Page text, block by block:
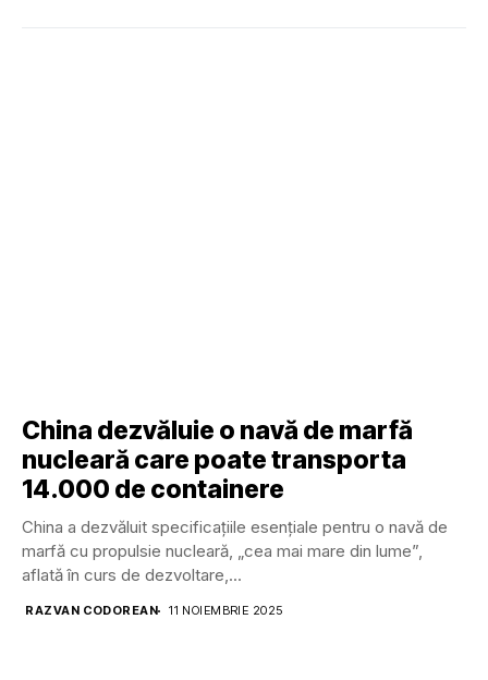
China dezvăluie o navă de marfă
nucleară care poate transporta
14.000 de containere
China a dezvăluit specificațiile esențiale pentru o navă de
marfă cu propulsie nucleară, „cea mai mare din lume”,
aflată în curs de dezvoltare,...
RAZVAN CODOREAN 11 NOIEMBRIE 2025